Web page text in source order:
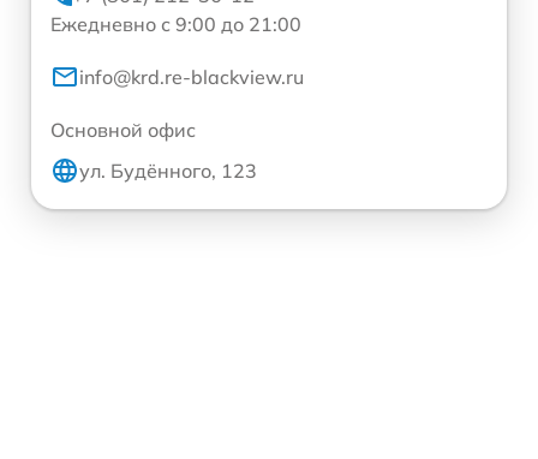
Ежедневно с 9:00 до 21:00
info@krd.re-blackview.ru
Основной офис
ул. Будённого, 123